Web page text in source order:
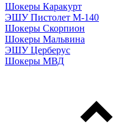
Шокеры Каракурт
ЭШУ Пистолет М-140
Шокеры Скорпион
Шокеры Мальвина
ЭШУ Церберус
Шокеры МВД